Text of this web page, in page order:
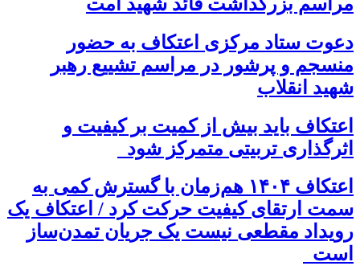
دعوت ستاد مرکزی اعتکاف به حضور
منسجم و پرشور در مراسم تشییع رهبر
شهید انقلاب
اعتکاف باید بیش از کمیت بر کیفیت و
اثرگذاری تربیتی متمرکز شود
اعتکاف ۱۴۰۴ هم‌زمان با گسترش کمی به
سمت ارتقای کیفیت حرکت کرد / اعتکاف یک
رویداد مقطعی نیست یک جریان تمدن‌ساز
است